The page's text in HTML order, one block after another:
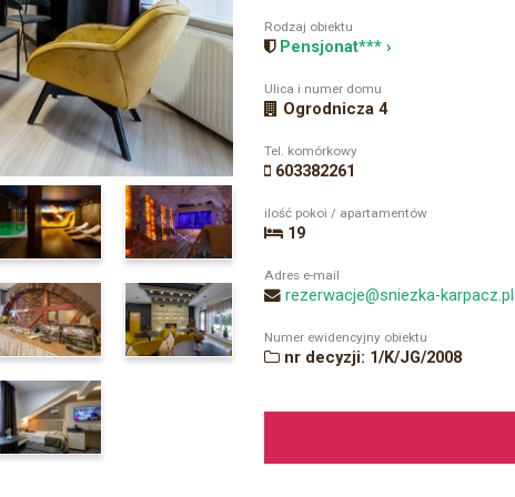
Rodzaj obiektu
Pensjonat*** ›
Ulica i numer domu
Ogrodnicza 4
Tel. komórkowy
603382261
ilość pokoi / apartamentów
19
Adres e-mail
rezerwacje@sniezka-karpacz.pl
Numer ewidencyjny obiektu
nr decyzji: 1/K/JG/2008